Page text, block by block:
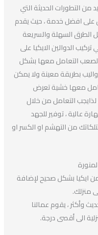
الحديثة التي
خدمة ، حيث يقدم
السهلة والسريعة
الايكيا على
التعامل معها بشكل
بطريقة معينة ولا يمكن
معها خشية تعرض
التعامل من خلال
، توفير للجهد
من التهشم او الكسر او
بشكل صحيح لإضافة
، يقوم عمالنا
الى أقصى درجة.